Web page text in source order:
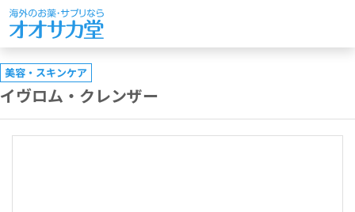
美容・スキンケア
イヴロム・クレンザー